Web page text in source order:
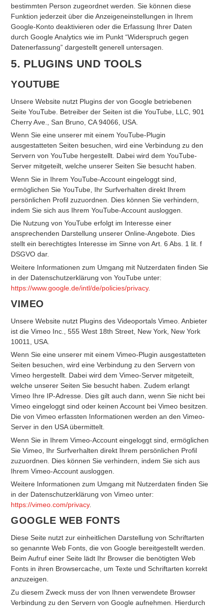
bestimmten Person zugeordnet werden. Sie können diese
Funktion jederzeit über die Anzeigeneinstellungen in Ihrem
Google-Konto deaktivieren oder die Erfassung Ihrer Daten
durch Google Analytics wie im Punkt “Widerspruch gegen
Datenerfassung” dargestellt generell untersagen.
5. PLUGINS UND TOOLS
YOUTUBE
Unsere Website nutzt Plugins der von Google betriebenen
Seite YouTube. Betreiber der Seiten ist die YouTube, LLC, 901
Cherry Ave., San Bruno, CA 94066, USA.
Wenn Sie eine unserer mit einem YouTube-Plugin
ausgestatteten Seiten besuchen, wird eine Verbindung zu den
Servern von YouTube hergestellt. Dabei wird dem YouTube-
Server mitgeteilt, welche unserer Seiten Sie besucht haben.
Wenn Sie in Ihrem YouTube-Account eingeloggt sind,
ermöglichen Sie YouTube, Ihr Surfverhalten direkt Ihrem
persönlichen Profil zuzuordnen. Dies können Sie verhindern,
indem Sie sich aus Ihrem YouTube-Account ausloggen.
Die Nutzung von YouTube erfolgt im Interesse einer
ansprechenden Darstellung unserer Online-Angebote. Dies
stellt ein berechtigtes Interesse im Sinne von Art. 6 Abs. 1 lit. f
DSGVO dar.
Weitere Informationen zum Umgang mit Nutzerdaten finden Sie
in der Datenschutzerklärung von YouTube unter:
https://www.google.de/intl/de/policies/privacy.
VIMEO
Unsere Website nutzt Plugins des Videoportals Vimeo. Anbieter
ist die Vimeo Inc., 555 West 18th Street, New York, New York
10011, USA.
Wenn Sie eine unserer mit einem Vimeo-Plugin ausgestatteten
Seiten besuchen, wird eine Verbindung zu den Servern von
Vimeo hergestellt. Dabei wird dem Vimeo-Server mitgeteilt,
welche unserer Seiten Sie besucht haben. Zudem erlangt
Vimeo Ihre IP-Adresse. Dies gilt auch dann, wenn Sie nicht bei
Vimeo eingeloggt sind oder keinen Account bei Vimeo besitzen.
Die von Vimeo erfassten Informationen werden an den Vimeo-
Server in den USA übermittelt.
Wenn Sie in Ihrem Vimeo-Account eingeloggt sind, ermöglichen
Sie Vimeo, Ihr Surfverhalten direkt Ihrem persönlichen Profil
zuzuordnen. Dies können Sie verhindern, indem Sie sich aus
Ihrem Vimeo-Account ausloggen.
Weitere Informationen zum Umgang mit Nutzerdaten finden Sie
in der Datenschutzerklärung von Vimeo unter:
https://vimeo.com/privacy.
GOOGLE WEB FONTS
Diese Seite nutzt zur einheitlichen Darstellung von Schriftarten
so genannte Web Fonts, die von Google bereitgestellt werden.
Beim Aufruf einer Seite lädt Ihr Browser die benötigten Web
Fonts in ihren Browsercache, um Texte und Schriftarten korrekt
anzuzeigen.
Zu diesem Zweck muss der von Ihnen verwendete Browser
Verbindung zu den Servern von Google aufnehmen. Hierdurch